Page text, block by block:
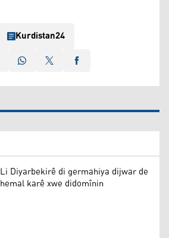
Kurdistan24
Li Diyarbekirê di germahiya dijwar de
hemal karê xwe didomînin